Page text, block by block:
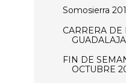
Somosierra
CARRERA DE
FIN DE
OCTUBRE